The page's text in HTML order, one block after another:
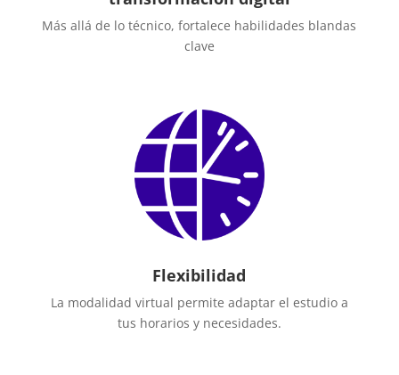
Más allá de lo técnico, fortalece habilidades blandas
clave
Flexibilidad
La modalidad virtual permite adaptar el estudio a
tus horarios y necesidades.